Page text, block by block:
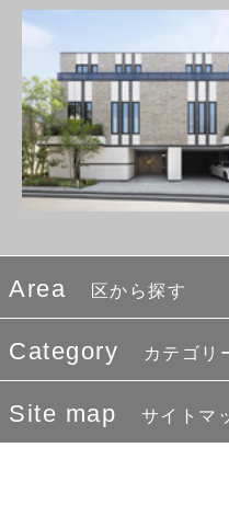
Area 区から探す
Category カテゴリ
Site map サイトマ